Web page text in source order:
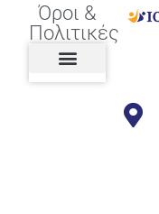
Όροι &
Πολιτικές